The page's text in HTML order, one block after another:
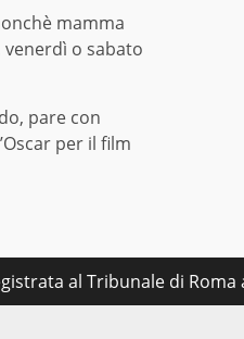
mamma
venerdì o sabato
pare con
per il film
al Tribunale di Roma